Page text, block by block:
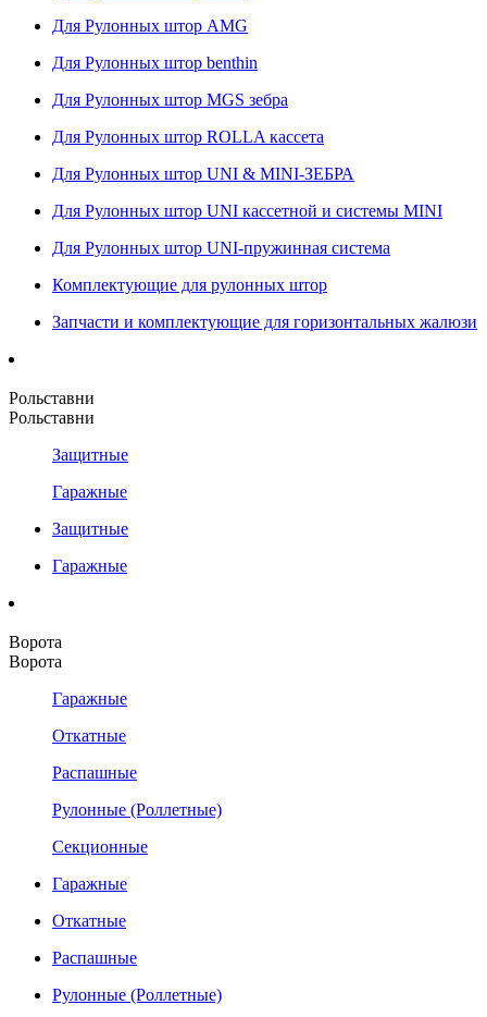
Для Рулонных штор AMG
Для Рулонных штор benthin
Для Рулонных штор MGS зебра
Для Рулонных штор ROLLA кассета
Для Рулонных штор UNI & MINI-ЗЕБРА
Для Рулонных штор UNI кассетной и системы MINI
Для Рулонных штор UNI-пружинная система
Комплектующие для рулонных штор
Запчасти и комплектующие для горизонтальных жалюзи
Рольставни
Рольставни
Защитные
Гаражные
Защитные
Гаражные
Ворота
Ворота
Гаражные
Откатные
Распашные
Рулонные (Роллетные)
Секционные
Гаражные
Откатные
Распашные
Рулонные (Роллетные)